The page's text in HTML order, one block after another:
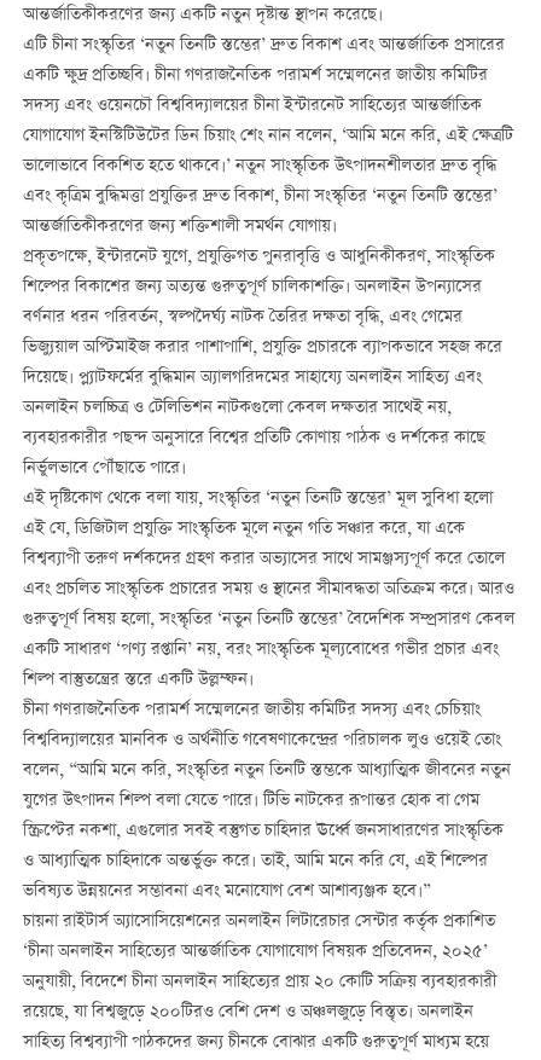
আন্তর্জাতিকীকরণের জন্য একটি নতুন দৃষ্টান্ত স্থাপন করেছে।
এটি চীনা সংস্কৃতির ‘নতুন তিনটি স্তম্ভের’ দ্রুত বিকাশ এবং আন্তর্জাতিক প্রসারের
একটি ক্ষুদ্র প্রতিচ্ছবি। চীনা গণরাজনৈতিক পরামর্শ সম্মেলনের জাতীয় কমিটির
সদস্য এবং ওয়েনচৌ বিশ্ববিদ্যালয়ের চীনা ইন্টারনেট সাহিত্যের আন্তর্জাতিক
যোগাযোগ ইনস্টিটিউটের ডিন চিয়াং শেং নান বলেন, ‘আমি মনে করি, এই ক্ষেত্রটি
ভালোভাবে বিকশিত হতে থাকবে।’ নতুন সাংস্কৃতিক উত্পাদনশীলতার দ্রুত বৃদ্ধি
এবং কৃত্রিম বুদ্ধিমত্তা প্রযুক্তির দ্রুত বিকাশ, চীনা সংস্কৃতির ‘নতুন তিনটি স্তম্ভের’
আন্তর্জাতিকীকরণের জন্য শক্তিশালী সমর্থন যোগায়।
প্রকৃতপক্ষে, ইন্টারনেট যুগে, প্রযুক্তিগত পুনরাবৃত্তি ও আধুনিকীকরণ, সাংস্কৃতিক
শিল্পের বিকাশের জন্য অত্যন্ত গুরুত্বপূর্ণ চালিকাশক্তি। অনলাইন উপন্যাসের
বর্ণনার ধরন পরিবর্তন, স্বল্পদৈর্ঘ্য নাটক তৈরির দক্ষতা বৃদ্ধি, এবং গেমের
ভিজ্যুয়াল অপ্টিমাইজ করার পাশাপাশি, প্রযুক্তি প্রচারকে ব্যাপকভাবে সহজ করে
দিয়েছে। প্ল্যাটফর্মের বুদ্ধিমান অ্যালগরিদমের সাহায্যে অনলাইন সাহিত্য এবং
অনলাইন চলচ্চিত্র ও টেলিভিশন নাটকগুলো কেবল দক্ষতার সাথেই নয়,
ব্যবহারকারীর পছন্দ অনুসারে বিশ্বের প্রতিটি কোণায় পাঠক ও দর্শকের কাছে
নির্ভুলভাবে পৌঁছাতে পারে।
এই দৃষ্টিকোণ থেকে বলা যায়, সংস্কৃতির ‘নতুন তিনটি স্তম্ভের’ মূল সুবিধা হলো
এই যে, ডিজিটাল প্রযুক্তি সাংস্কৃতিক মূলে নতুন গতি সঞ্চার করে, যা একে
বিশ্বব্যাপী তরুণ দর্শকদের গ্রহণ করার অভ্যাসের সাথে সামঞ্জস্যপূর্ণ করে তোলে
এবং প্রচলিত সাংস্কৃতিক প্রচারের সময় ও স্থানের সীমাবদ্ধতা অতিক্রম করে। আরও
গুরুত্বপূর্ণ বিষয় হলো, সংস্কৃতির ‘নতুন তিনটি স্তম্ভের’ বৈদেশিক সম্প্রসারণ কেবল
একটি সাধারণ ‘পণ্য রপ্তানি’ নয়, বরং সাংস্কৃতিক মূল্যবোধের গভীর প্রচার এবং
শিল্প বাস্তুতন্ত্রের স্তরে একটি উল্লম্ফন।
চীনা গণরাজনৈতিক পরামর্শ সম্মেলনের জাতীয় কমিটির সদস্য এবং চেচিয়াং
বিশ্ববিদ্যালয়ের মানবিক ও অর্থনীতি গবেষণাকেন্দ্রের পরিচালক লুও ওয়েই তোং
বলেন, “আমি মনে করি, সংস্কৃতির নতুন তিনটি স্তম্ভকে আধ্যাত্মিক জীবনের নতুন
যুগের উত্পাদন শিল্প বলা যেতে পারে। টিভি নাটকের রূপান্তর হোক বা গেম
স্ক্রিপ্টের নকশা, এগুলোর সবই বস্তুগত চাহিদার ঊর্ধ্বে জনসাধারণের সাংস্কৃতিক
ও আধ্যাত্মিক চাহিদাকে অন্তর্ভুক্ত করে। তাই, আমি মনে করি যে, এই শিল্পের
ভবিষ্যত উন্নয়নের সম্ভাবনা এবং মনোযোগ বেশ আশাব্যঞ্জক হবে।”
চায়না রাইটার্স অ্যাসোসিয়েশনের অনলাইন লিটারেচার সেন্টার কর্তৃক প্রকাশিত
‘চীনা অনলাইন সাহিত্যের আন্তর্জাতিক যোগাযোগ বিষয়ক প্রতিবেদন, ২০২৫’
অনুযায়ী, বিদেশে চীনা অনলাইন সাহিত্যের প্রায় ২০ কোটি সক্রিয় ব্যবহারকারী
রয়েছে, যা বিশ্বজুড়ে ২০০টিরও বেশি দেশ ও অঞ্চলজুড়ে বিস্তৃত। অনলাইন
সাহিত্য বিশ্বব্যাপী পাঠকদের জন্য চীনকে বোঝার একটি গুরুত্বপূর্ণ মাধ্যম হয়ে